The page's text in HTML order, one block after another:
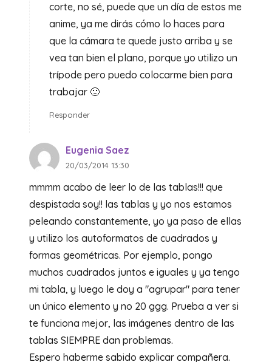
corte, no sé, puede que un día de estos me
anime, ya me dirás cómo lo haces para
que la cámara te quede justo arriba y se
vea tan bien el plano, porque yo utilizo un
trípode pero puedo colocarme bien para
trabajar 🙁
Responder
Eugenia Saez
20/03/2014 13:30
mmmm acabo de leer lo de las tablas!!! que
despistada soy!! las tablas y yo nos estamos
peleando constantemente, yo ya paso de ellas
y utilizo los autoformatos de cuadrados y
formas geométricas. Por ejemplo, pongo
muchos cuadrados juntos e iguales y ya tengo
mi tabla, y luego le doy a "agrupar" para tener
un único elemento y no 20 ggg. Prueba a ver si
te funciona mejor, las imágenes dentro de las
tablas SIEMPRE dan problemas.
Espero haberme sabido explicar compañera.